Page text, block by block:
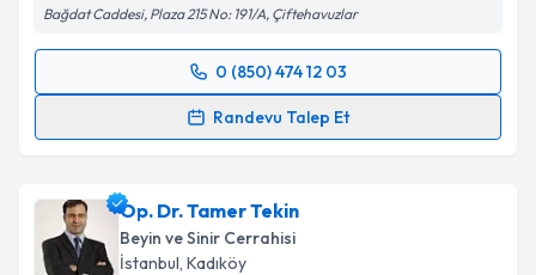
Bağdat Caddesi, Plaza 215 No: 191/A, Çiftehavuzlar
0 (850) 474 12 03
Randevu Talep Et
Randevu Takvimi Talebi
takvim hazırlandığında e-posta ile bilgilendireceğiz.
E-posta Adresiniz
Op. Dr. Tamer Tekin
Beyin ve Sinir Cerrahisi
İstanbul, Kadıköy